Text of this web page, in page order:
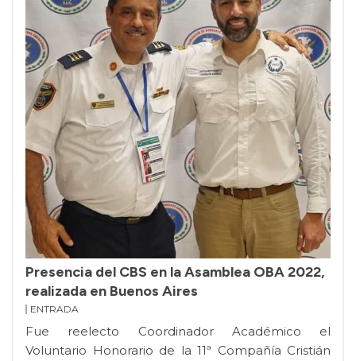
Presencia del CBS en la Asamblea OBA 2022,
realizada en Buenos Aires
ENTRADA
Fue reelecto Coordinador Académico el
Voluntario Honorario de la 11ª Compañía Cristián